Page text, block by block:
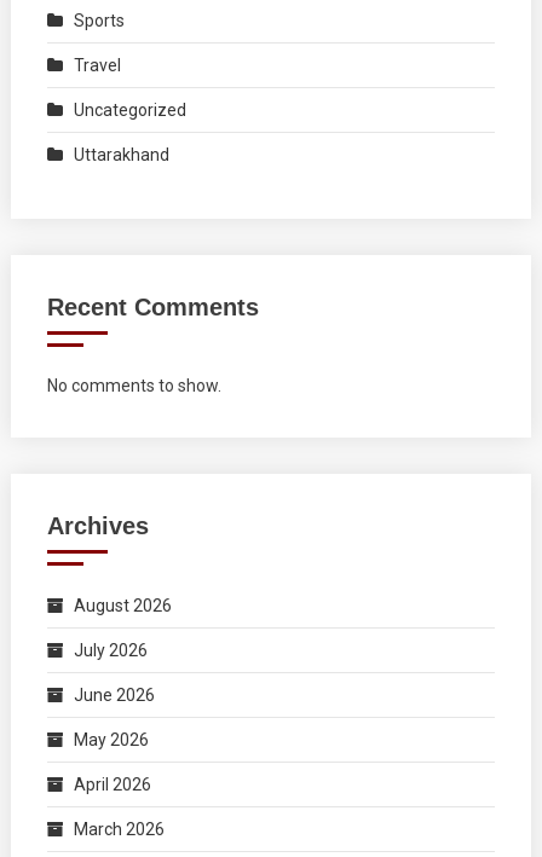
Sports
Travel
Uncategorized
Uttarakhand
Recent Comments
No comments to show.
Archives
August 2026
July 2026
June 2026
May 2026
April 2026
March 2026